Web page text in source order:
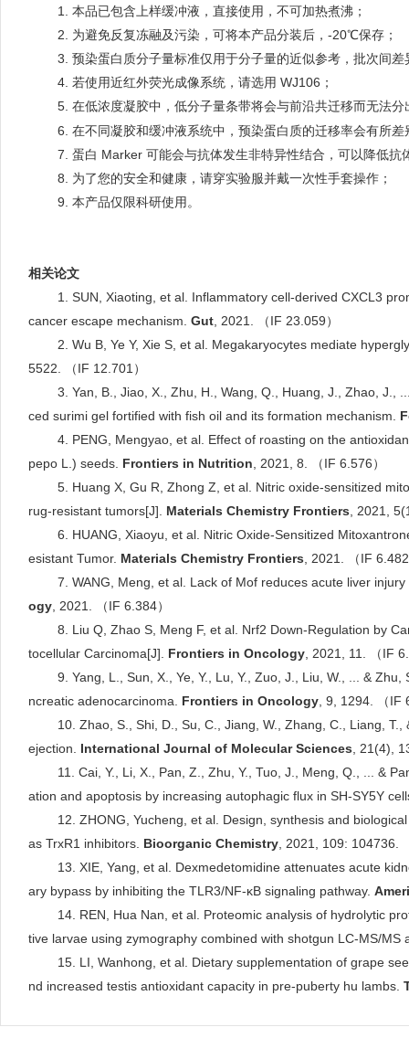
1. 本品已包含上样缓冲液，直接使用，不可加热煮沸 ；
2. 为避免反复冻融及污染，可将本产品分装后，-20℃保存；
3. 预染蛋白质分子量标准仅用于分子量的近似参考，批次间差
4. 若使用近红外荧光成像系统，请选用 WJ106；
5. 在低浓度凝胶中，低分子量条带将会与前沿共迁移而无法分
6. 在不同凝胶和缓冲液系统中，预染蛋白质的迁移率会有所
7. 蛋白 Marker 可能会与抗体发生非特异性结合，可以降低抗
8. 为了您的安全和健康，请穿实验服并戴一次性手套操作；
9. 本产品仅限科研使用。
相关论文
1. SUN, Xiaoting, et al. Inflammatory cell-derived CXCL3
cancer escape mechanism. Gut , 2021. （IF 23.059）
2. Wu B, Ye Y, Xie S, et al. Megakaryocytes mediate
5522. （IF 12.701）
3. Yan, B., Jiao, X., Zhu, H., Wang, Q., Huang, J., Zhao, J.,
ced surimi gel fortified with fish oil and its formation mechanism.
4. PENG, Mengyao, et al. Effect of roasting on the
pepo L.) seeds. Frontiers in Nutrition , 2021, 8. （IF 6.576）
5. Huang X, Gu R, Zhong Z, et al. Nitric oxide-sensitized
rug-resistant tumors[J].
Materials Chemistry Frontiers , 2021,
6. HUANG, Xiaoyu, et al. Nitric Oxide-Sensitized
esistant Tumor. Materials Chemistry Frontiers , 2021. （IF
7. WANG, Meng, et al. Lack of Mof reduces acute liver
ogy , 2021. （IF 6.384）
8. Liu Q, Zhao S, Meng F, et al. Nrf2 Down-Regulation by
tocellular Carcinoma[J]. Frontiers in Oncology , 2021, 11. （IF
9. Yang, L., Sun, X., Ye, Y., Lu, Y., Zuo, J., Liu, W., ... &
ncreatic adenocarcinoma. Frontiers in Oncology , 9, 1294. （IF
10. Zhao, S., Shi, D., Su, C., Jiang, W., Zhang, C., Liang,
ejection. International Journal of Molecular Sciences , 21(4),
11. Cai, Y., Li, X., Pan, Z., Zhu, Y., Tuo, J., Meng, Q., ... &
ation and apoptosis by increasing autophagic flux in SH-SY5Y
12. ZHONG, Yucheng, et al. Design, synthesis and
as TrxR1 inhibitors. Bioorganic Chemistry , 2021, 109: 104736.
13. XIE, Yang, et al. Dexmedetomidine attenuates acute
ary bypass by inhibiting the TLR3/NF-κB signaling pathway.
14. REN, Hua Nan, et al. Proteomic analysis of hydrolytic
tive larvae using zymography combined with shotgun LC-MS/MS
15. LI, Wanhong, et al. Dietary supplementation of grape
nd increased testis antioxidant capacity in pre-puberty hu lambs.